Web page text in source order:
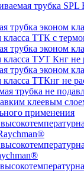
трубка
класса ТТК с
класса ТУТ Кнг
класса ТТКнг не
клеевым
применения